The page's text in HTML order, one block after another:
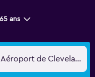
ans
Cleveland, OH, États-Unis - Aéroport de Cleveland-Hopkins (CLE)